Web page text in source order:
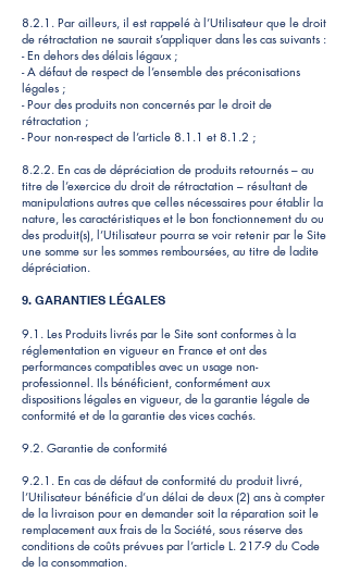
8.2.1. Par ailleurs, il est rappelé à l’Utilisateur que le droit
de rétractation ne saurait s’appliquer dans les cas suivants :
- En dehors des délais légaux ;
- A défaut de respect de l’ensemble des préconisations
légales ;
- Pour des produits non concernés par le droit de
rétractation ;
- Pour non-respect de l’article 8.1.1 et 8.1.2 ;
8.2.2. En cas de dépréciation de produits retournés – au
titre de l’exercice du droit de rétractation – résultant de
manipulations autres que celles nécessaires pour établir la
nature, les caractéristiques et le bon fonctionnement du ou
des produit(s), l’Utilisateur pourra se voir retenir par le Site
une somme sur les sommes remboursées, au titre de ladite
dépréciation.
9. GARANTIES LÉGALES
9.1. Les Produits livrés par le Site sont conformes à la
réglementation en vigueur en France et ont des
performances compatibles avec un usage non-
professionnel. Ils bénéficient, conformément aux
dispositions légales en vigueur, de la garantie légale de
conformité et de la garantie des vices cachés.
9.2. Garantie de conformité
9.2.1. En cas de défaut de conformité du produit livré,
l’Utilisateur bénéficie d’un délai de deux (2) ans à compter
de la livraison pour en demander soit la réparation soit le
remplacement aux frais de la Société, sous réserve des
conditions de coûts prévues par l’article L. 217-9 du Code
de la consommation.